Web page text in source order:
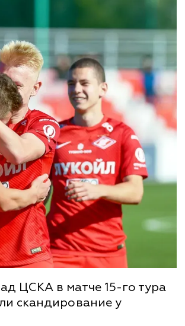
ЦСКА в матче 15-го тура
скандирование у